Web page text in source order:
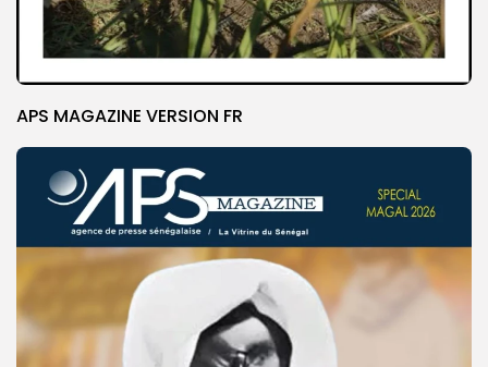
APS MAGAZINE VERSION FR